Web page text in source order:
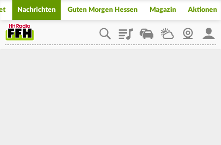
Nachrichten Guten Morgen Hessen Magazin Aktionen
PlaylistStaupilotWetterWebcam